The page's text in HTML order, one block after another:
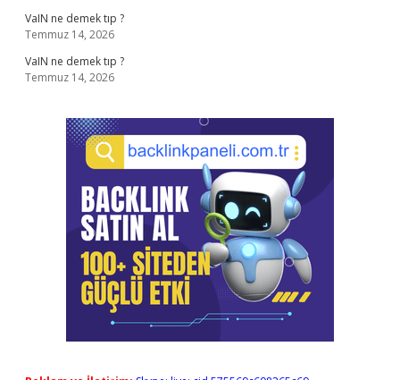
VaIN ne demek tıp ?
Temmuz 14, 2026
VaIN ne demek tıp ?
Temmuz 14, 2026